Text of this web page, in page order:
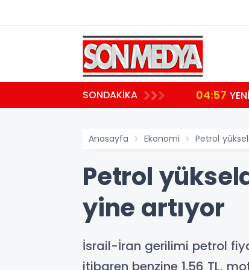
SONDAKİKA 04:57
Anasayfa Ekonomi Petrol
Petrol
yine artıyor
İsrail-İran gerilimi petrol
itibaren benzine 1.56 TL,